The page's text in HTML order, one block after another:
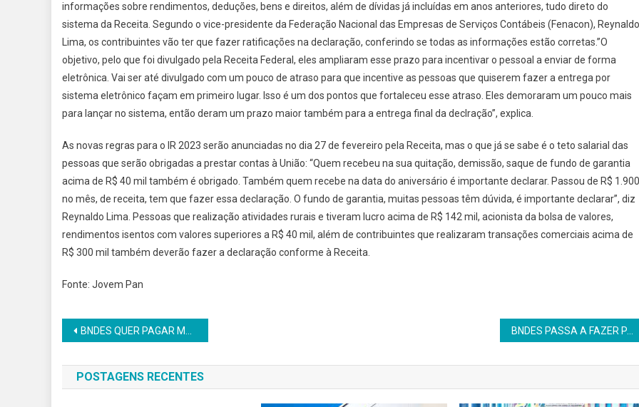
informações sobre rendimentos, deduções, bens e direitos, além de dívidas já incluídas em anos anteriores, tudo direto do
sistema da Receita. Segundo o vice-presidente da Federação Nacional das Empresas de Serviços Contábeis (Fenacon), Reynaldo
Lima, os contribuintes vão ter que fazer ratificações na declaração, conferindo se todas as informações estão corretas.”O
objetivo, pelo que foi divulgado pela Receita Federal, eles ampliaram esse prazo para incentivar o pessoal a enviar de forma
eletrônica. Vai ser até divulgado com um pouco de atraso para que incentive as pessoas que quiserem fazer a entrega por
sistema eletrônico façam em primeiro lugar. Isso é um dos pontos que fortaleceu esse atraso. Eles demoraram um pouco mais
para lançar no sistema, então deram um prazo maior também para a entrega final da declração”, explica.
As novas regras para o IR 2023 serão anunciadas no dia 27 de fevereiro pela Receita, mas o que já se sabe é o teto salarial das
pessoas que serão obrigadas a prestar contas à União: “Quem recebeu na sua quitação, demissão, saque de fundo de garantia
acima de R$ 40 mil também é obrigado. Também quem recebe na data do aniversário é importante declarar. Passou de R$ 1.900
no mês, de receita, tem que fazer essa declaração. O fundo de garantia, muitas pessoas têm dúvida, é importante declarar”, diz
Reynaldo Lima. Pessoas que realização atividades rurais e tiveram lucro acima de R$ 142 mil, acionista da bolsa de valores,
rendimentos isentos com valores superiores a R$ 40 mil, além de contribuintes que realizaram transações comerciais acima de
R$ 300 mil também deverão fazer a declaração conforme à Receita.
Fonte: Jovem Pan
Navegação
de
Post
BNDES QUER PAGAR MENOS DIVIDENDOS, COMO DEMAIS BANCOS PÚBLICOS, DIZ MERCADANTE
POSTAGENS RECENTES